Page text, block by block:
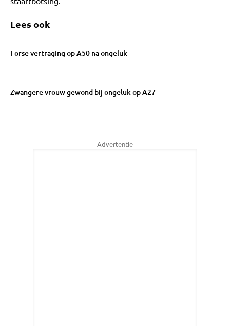
Lees ook
Forse vertraging op A50 na ongeluk
Zwangere vrouw gewond bij ongeluk op A27
Advertentie